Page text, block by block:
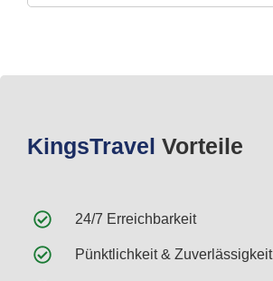
KingsTravel Vorteile
24/7 Erreichbarkeit
Pünktlichkeit & Zuverlässigkeit